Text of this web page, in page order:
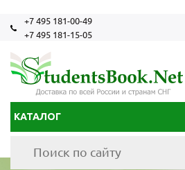
+7 495 181-00-49
+7 495 181-15-05
КАТАЛОГ